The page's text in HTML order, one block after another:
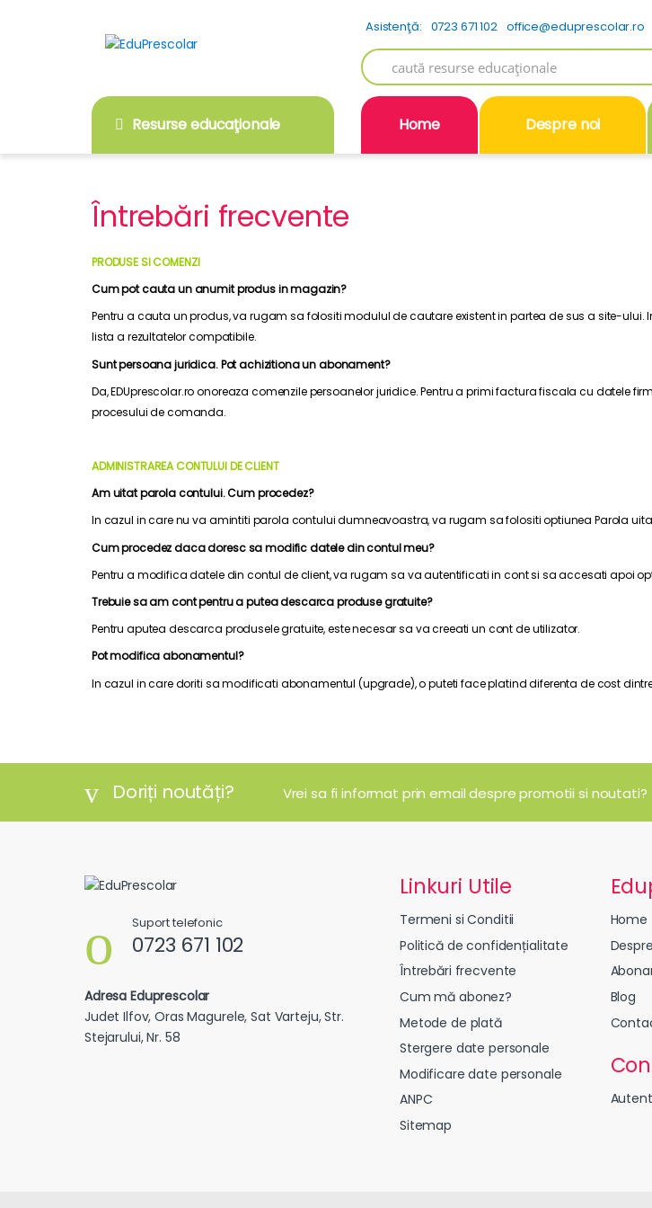
Asistenţă: 0723 671 102 office@eduprescolar.ro
Search
for:
Resurse educaţionale Home Despre noi
Întrebări frecvente
PRODUSE SI COMENZI
Cum pot cauta un anumit produs in magazin?
Pentru a cauta un produs, va rugam sa folositi modulul de cautare existent in partea de sus a site-
lista a rezultatelor compatibile.
Sunt persoana juridica. Pot achizitiona un abonament?
Da, EDUprescolar.ro onoreaza comenzile persoanelor juridice. Pentru a primi factura fiscala cu datele
procesului de comanda.
ADMINISTRAREA CONTULUI DE CLIENT
Am uitat parola contului. Cum procedez?
In cazul in care nu va amintiti parola contului dumneavoastra, va rugam sa folositi optiunea Parola
Cum procedez daca doresc sa modific datele din contul meu?
Pentru a modifica datele din contul de client, va rugam sa va autentificati in cont si sa accesati apoi
Trebuie sa am cont pentru a putea descarca produse gratuite?
Pentru aputea descarca produsele gratuite, este necesar sa va creeati un cont de utilizator.
Pot modifica abonamentul?
In cazul in care doriti sa modificati abonamentul (upgrade), o puteti face platind diferenta de cost
Doriți noutăți? Vrei sa fi informat prin email despre promotii si noutati?
Suport telefonic
0723 671 102
Adresa Eduprescolar
Judet Ilfov, Oras Magurele, Sat Varteju, Str.
Stejarului, Nr. 58
Linkuri Utile
Termeni si Conditii
Politică de confidențialitate
Întrebări frecvente
Cum mă abonez?
Metode de plată
Stergere date personale
Modificare date personale
ANPC
Sitemap
Home
Blog